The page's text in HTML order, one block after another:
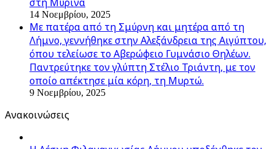
14 Νοεμβρίου, 2025
Με πατέρα από τη Σμύρνη και μητέρα από τη
Λήμνο, γεννήθηκε στην Αλεξάνδρεια της Αιγύπτου,
όπου τελείωσε το Αβερώφειο Γυμνάσιο Θηλέων.
Παντρεύτηκε τον γλύπτη Στέλιο Τριάντη, με τον
οποίο απέκτησε μία κόρη, τη Μυρτώ.
9 Νοεμβρίου, 2025
Ανακοινώσεις